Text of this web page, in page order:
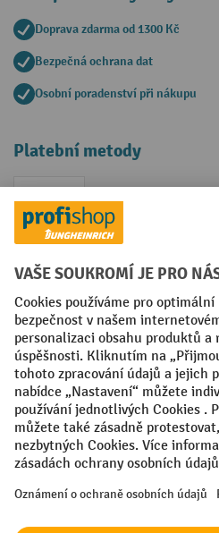
Doprava zdarma od 1300 Kč
Bezpečná ochrana dat
Osobní poradenství při nákupu
Platební metody
Faktura
Sociální sítě
Facebook
YouTubeLinkedIn
VODP Otisk
Prohlášení o ochraně osobních
Nastavení ochrany osobních
All prices excl. VAT plusshipping costs